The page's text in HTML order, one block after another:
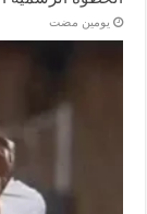
‏يومين مضت